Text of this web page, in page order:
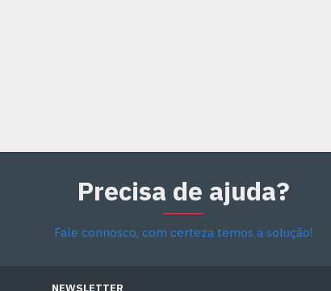
Precisa de ajuda?
Fale connosco, com certeza temos a solução!